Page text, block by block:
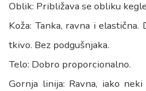
Oblik: Približava se obliku
Koža: Tanka, ravna i
tkivo. Bez podgušnjaka.
Telo: Dobro proporcionalno.
Gornja linija: Ravna, iako